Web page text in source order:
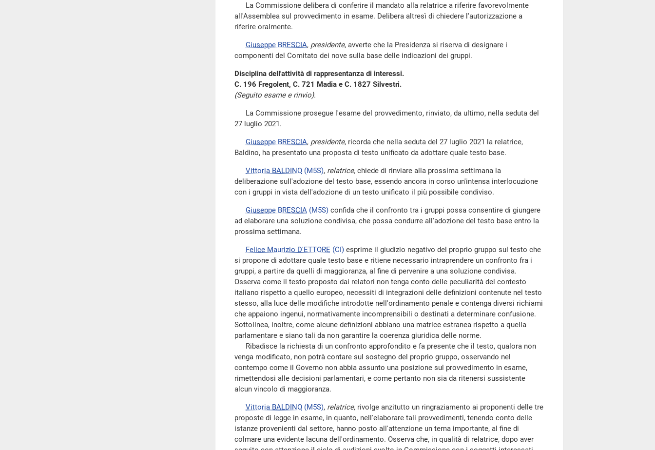
La Commissione delibera di conferire il mandato alla relatrice a riferire favorevolmente
all'Assemblea sul provvedimento in esame. Delibera altresì di chiedere l'autorizzazione a
riferire oralmente.
Giuseppe BRESCIA, presidente, avverte che la Presidenza si riserva di designare i
componenti del Comitato dei nove sulla base delle indicazioni dei gruppi.
Disciplina dell'attività di rappresentanza di interessi.
C. 196 Fregolent, C. 721 Madia e C. 1827 Silvestri.
(Seguito esame e rinvio).
La Commissione prosegue l'esame del provvedimento, rinviato, da ultimo, nella seduta del
27 luglio 2021.
Giuseppe BRESCIA, presidente, ricorda che nella seduta del 27 luglio 2021 la relatrice,
Baldino, ha presentato una proposta di testo unificato da adottare quale testo base.
Vittoria BALDINO (M5S), relatrice, chiede di rinviare alla prossima settimana la
deliberazione sull'adozione del testo base, essendo ancora in corso un'intensa interlocuzione
con i gruppi in vista dell'adozione di un testo unificato il più possibile condiviso.
Giuseppe BRESCIA (M5S) confida che il confronto tra i gruppi possa consentire di giungere
ad elaborare una soluzione condivisa, che possa condurre all'adozione del testo base entro la
prossima settimana.
Felice Maurizio D'ETTORE (CI) esprime il giudizio negativo del proprio gruppo sul testo che
si propone di adottare quale testo base e ritiene necessario intraprendere un confronto fra i
gruppi, a partire da quelli di maggioranza, al fine di pervenire a una soluzione condivisa.
Osserva come il testo proposto dai relatori non tenga conto delle peculiarità del contesto
italiano rispetto a quello europeo, necessiti di integrazioni delle definizioni contenute nel testo
stesso, alla luce delle modifiche introdotte nell'ordinamento penale e contenga diversi richiami
che appaiono ingenui, normativamente incomprensibili o destinati a determinare confusione.
Sottolinea, inoltre, come alcune definizioni abbiano una matrice estranea rispetto a quella
parlamentare e siano tali da non garantire la coerenza giuridica delle norme.
Ribadisce la richiesta di un confronto approfondito e fa presente che il testo, qualora non
venga modificato, non potrà contare sul sostegno del proprio gruppo, osservando nel
contempo come il Governo non abbia assunto una posizione sul provvedimento in esame,
rimettendosi alle decisioni parlamentari, e come pertanto non sia da ritenersi sussistente
alcun vincolo di maggioranza.
Vittoria BALDINO (M5S), relatrice, rivolge anzitutto un ringraziamento ai proponenti delle tre
proposte di legge in esame, in quanto, nell'elaborare tali provvedimenti, tenendo conto delle
istanze provenienti dal settore, hanno posto all'attenzione un tema importante, al fine di
colmare una evidente lacuna dell'ordinamento. Osserva che, in qualità di relatrice, dopo aver